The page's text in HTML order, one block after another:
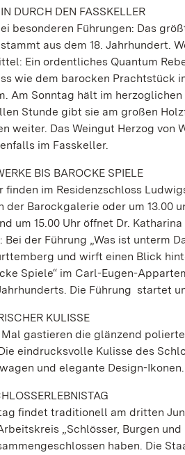
DURCH DEN FASSKELLER
besonderen Führungen: Das
aus dem 18. Jahrhundert.
Ein ordentliches Quantum
wie dem barocken
Am Sonntag hält im
Stunde gibt sie am großen
weiter. Das Weingut Herzog
im Fasskeller.
BIS BAROCKE SPIELE
finden im Residenzschloss
der Barockgalerie oder um 13.00
um 15.00 Uhr öffnet Dr.
Bei der Führung „Was ist unterm
und wirft einen Blick
Spiele“ im Carl-Eugen-
Die Führung startet
KULISSE
gastieren die glänzend
eindrucksvolle Kulisse des
und elegante Design-Ikonen.
findet traditionell am dritten
„Schlösser, Burgen
haben. Die